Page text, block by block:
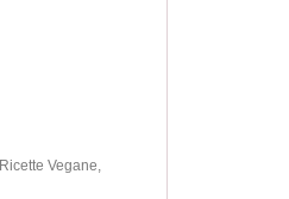
Ricette Vegane,